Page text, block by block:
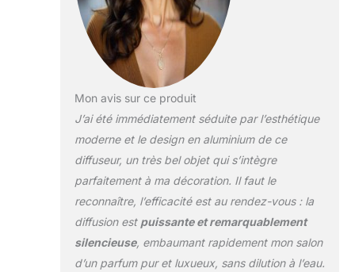
Diffuseur sans fil et
rechargeable :
parfum portable
n'importe où :
parfum de luxe lors
de vos
ce diffuseur d'huiles
essentielles sans fil.
La batterie
rechargeable
permet de l'utiliser
dans n'importe
quelle pièce, votre
Mon avis sur ce produit
J’ai été immédiatement séduite par l’esthétique
moderne et le design en aluminium de ce
diffuseur, un très bel objet qui s’intègre
parfaitement à ma décoration. Il faut le
reconnaître, l’efficacité est au rendez-vous : la
diffusion est puissante et remarquablement
silencieuse, embaumant rapidement mon salon
d’un parfum pur et luxueux, sans dilution à l’eau.